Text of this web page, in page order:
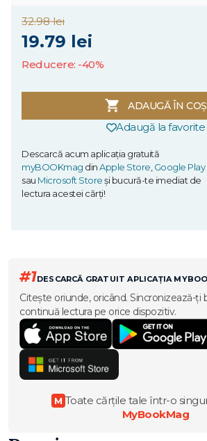
32.98 lei
19.79 lei
Reducere: -40%
ADAUGĂ ÎN COȘ
Adaugă la favorite
Descarcă acum aplicația gratuită
myBOOKmag dinApple Store,Google Play
sau Microsoft Storeși bucură-te imediat de
lectura acestei cărți!
#1DESCARCĂ GRATUIT APLICAȚIA
Citește oriunde, oricând. Sincronizează-ți
continuă lectura pe orice dispozitiv.
M Toate cărțile tale într-o
MyBookMag